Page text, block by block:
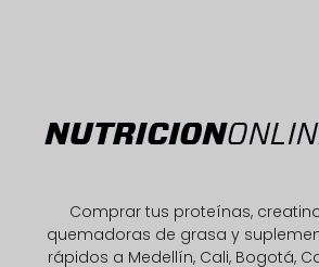
Comprar tus proteínas,
quemadoras de grasa y
rápidos a Medellín, Cali, Bogotá,